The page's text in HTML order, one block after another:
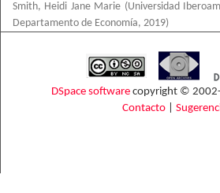
Smith, Heidi Jane Marie (Universidad
Departamento de Economía, 2019)
DSpace software copyright ©
Contacto|